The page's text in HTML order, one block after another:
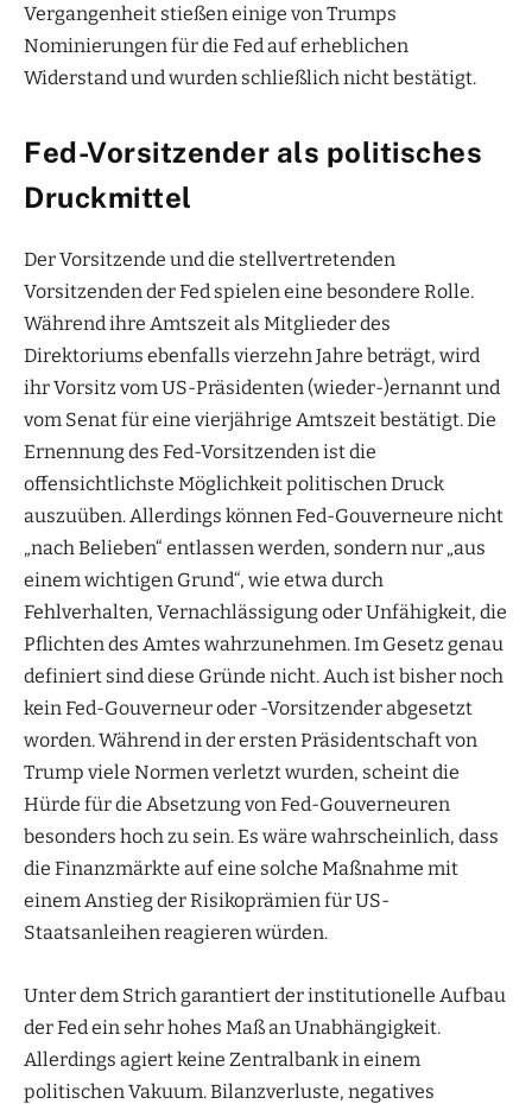
Vergangenheit stießen einige von Trumps
Nominierungen für die Fed auf erheblichen
Widerstand und wurden schließlich nicht bestätigt.
Fed-Vorsitzender als politisches
Druckmittel
Der Vorsitzende und die stellvertretenden
Vorsitzenden der Fed spielen eine besondere Rolle.
Während ihre Amtszeit als Mitglieder des
Direktoriums ebenfalls vierzehn Jahre beträgt, wird
ihr Vorsitz vom US-Präsidenten (wieder-)ernannt und
vom Senat für eine vierjährige Amtszeit bestätigt. Die
Ernennung des Fed-Vorsitzenden ist die
offensichtlichste Möglichkeit politischen Druck
auszuüben. Allerdings können Fed-Gouverneure nicht
„nach Belieben“ entlassen werden, sondern nur „aus
einem wichtigen Grund“, wie etwa durch
Fehlverhalten, Vernachlässigung oder Unfähigkeit, die
Pflichten des Amtes wahrzunehmen. Im Gesetz genau
definiert sind diese Gründe nicht. Auch ist bisher noch
kein Fed-Gouverneur oder -Vorsitzender abgesetzt
worden. Während in der ersten Präsidentschaft von
Trump viele Normen verletzt wurden, scheint die
Hürde für die Absetzung von Fed-Gouverneuren
besonders hoch zu sein. Es wäre wahrscheinlich, dass
die Finanzmärkte auf eine solche Maßnahme mit
einem Anstieg der Risikoprämien für US-
Staatsanleihen reagieren würden.
Unter dem Strich garantiert der institutionelle Aufbau
der Fed ein sehr hohes Maß an Unabhängigkeit.
Allerdings agiert keine Zentralbank in einem
politischen Vakuum. Bilanzverluste, negatives